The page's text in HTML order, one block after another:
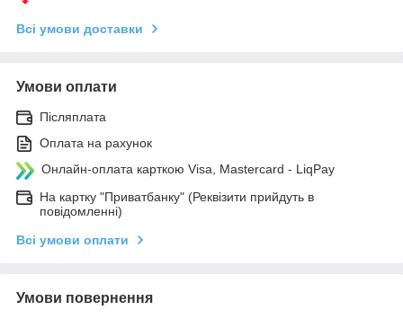
Всі умови доставки
Умови оплати
Післяплата
Оплата на рахунок
Онлайн-оплата карткою Visa, Mastercard - LiqPay
На картку "Приватбанку" (Реквізити прийдуть в
повідомленні)
Всі умови оплати
Умови повернення